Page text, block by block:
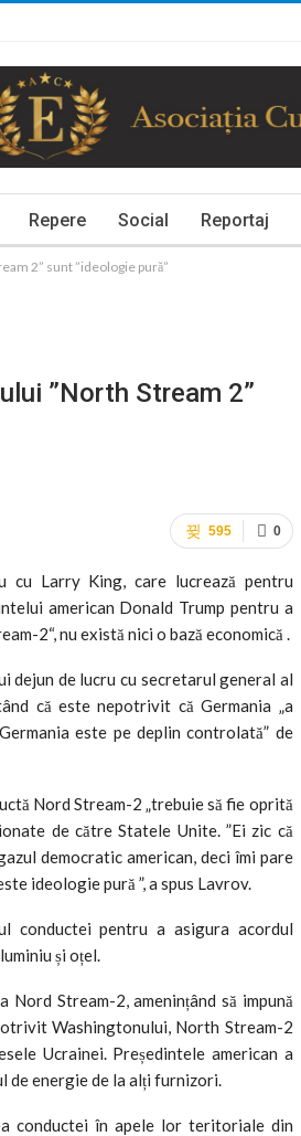
Repere Social Reportaj
2” sunt ”ideologie pură”
”North Stream 2”
0
595
cu Larry King, care lucrează pentru
american Donald Trump pentru a
2“, nu există nici o bază economică .
dejun de lucru cu secretarul general al
că este nepotrivit că Germania „a
este pe deplin controlată” de
Nord Stream-2 „trebuie să fie oprită
de către Statele Unite. ”Ei zic că
democratic american, deci îmi pare
ideologie pură ”, a spus Lavrov.
conductei pentru a asigura acordul
și oțel.
Stream-2, amenințând să impună
Washingtonului, North Stream-2
Ucrainei. Președintele american a
de energie de la alți furnizori.
conductei în apele lor teritoriale din